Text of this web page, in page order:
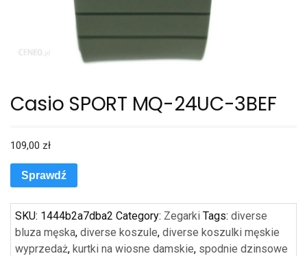
Casio SPORT MQ-24UC-3BEF
109,00 zł
Sprawdź
SKU: 1444b2a7dba2 Category: Zegarki Tags: diverse
bluza męska, diverse koszule, diverse koszulki męskie
wyprzedaż, kurtki na wiosne damskie, spodnie dzinsowe